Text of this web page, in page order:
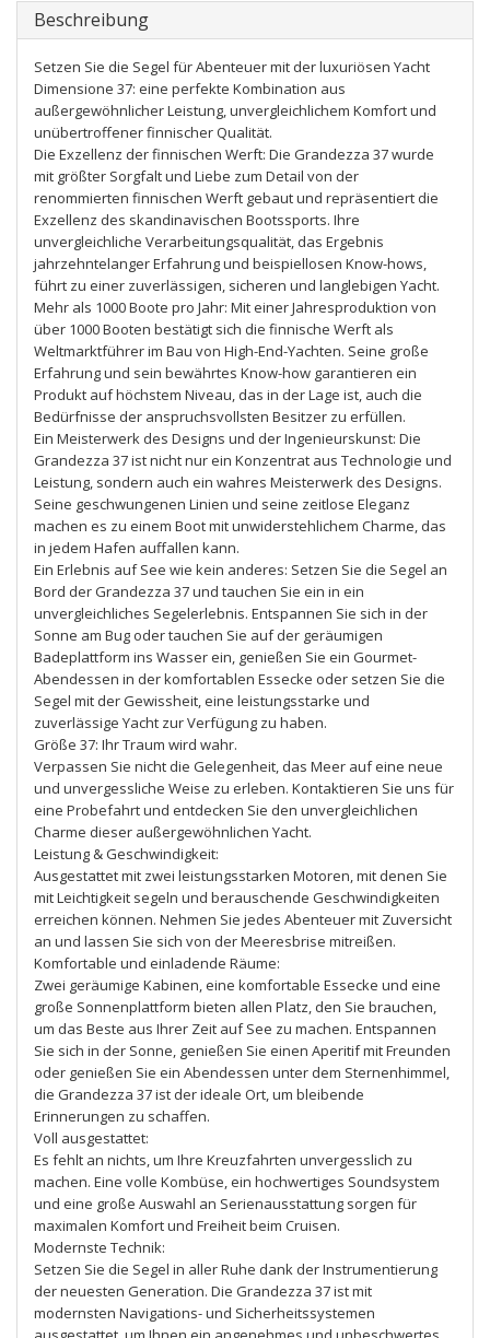
Beschreibung
Setzen Sie die Segel für Abenteuer mit der luxuriösen Yacht
Dimensione 37: eine perfekte Kombination aus
außergewöhnlicher Leistung, unvergleichlichem Komfort und
unübertroffener finnischer Qualität.
Die Exzellenz der finnischen Werft: Die Grandezza 37 wurde
mit größter Sorgfalt und Liebe zum Detail von der
renommierten finnischen Werft gebaut und repräsentiert die
Exzellenz des skandinavischen Bootssports. Ihre
unvergleichliche Verarbeitungsqualität, das Ergebnis
jahrzehntelanger Erfahrung und beispiellosen Know-hows,
führt zu einer zuverlässigen, sicheren und langlebigen Yacht.
Mehr als 1000 Boote pro Jahr: Mit einer Jahresproduktion von
über 1000 Booten bestätigt sich die finnische Werft als
Weltmarktführer im Bau von High-End-Yachten. Seine große
Erfahrung und sein bewährtes Know-how garantieren ein
Produkt auf höchstem Niveau, das in der Lage ist, auch die
Bedürfnisse der anspruchsvollsten Besitzer zu erfüllen.
Ein Meisterwerk des Designs und der Ingenieurskunst: Die
Grandezza 37 ist nicht nur ein Konzentrat aus Technologie und
Leistung, sondern auch ein wahres Meisterwerk des Designs.
Seine geschwungenen Linien und seine zeitlose Eleganz
machen es zu einem Boot mit unwiderstehlichem Charme, das
in jedem Hafen auffallen kann.
Ein Erlebnis auf See wie kein anderes: Setzen Sie die Segel an
Bord der Grandezza 37 und tauchen Sie ein in ein
unvergleichliches Segelerlebnis. Entspannen Sie sich in der
Sonne am Bug oder tauchen Sie auf der geräumigen
Badeplattform ins Wasser ein, genießen Sie ein Gourmet-
Abendessen in der komfortablen Essecke oder setzen Sie die
Segel mit der Gewissheit, eine leistungsstarke und
zuverlässige Yacht zur Verfügung zu haben.
Größe 37: Ihr Traum wird wahr.
Verpassen Sie nicht die Gelegenheit, das Meer auf eine neue
und unvergessliche Weise zu erleben. Kontaktieren Sie uns für
eine Probefahrt und entdecken Sie den unvergleichlichen
Charme dieser außergewöhnlichen Yacht.
Leistung & Geschwindigkeit:
Ausgestattet mit zwei leistungsstarken Motoren, mit denen Sie
mit Leichtigkeit segeln und berauschende Geschwindigkeiten
erreichen können. Nehmen Sie jedes Abenteuer mit Zuversicht
an und lassen Sie sich von der Meeresbrise mitreißen.
Komfortable und einladende Räume:
Zwei geräumige Kabinen, eine komfortable Essecke und eine
große Sonnenplattform bieten allen Platz, den Sie brauchen,
um das Beste aus Ihrer Zeit auf See zu machen. Entspannen
Sie sich in der Sonne, genießen Sie einen Aperitif mit Freunden
oder genießen Sie ein Abendessen unter dem Sternenhimmel,
die Grandezza 37 ist der ideale Ort, um bleibende
Erinnerungen zu schaffen.
Voll ausgestattet:
Es fehlt an nichts, um Ihre Kreuzfahrten unvergesslich zu
machen. Eine volle Kombüse, ein hochwertiges Soundsystem
und eine große Auswahl an Serienausstattung sorgen für
maximalen Komfort und Freiheit beim Cruisen.
Modernste Technik:
Setzen Sie die Segel in aller Ruhe dank der Instrumentierung
der neuesten Generation. Die Grandezza 37 ist mit
modernsten Navigations- und Sicherheitssystemen